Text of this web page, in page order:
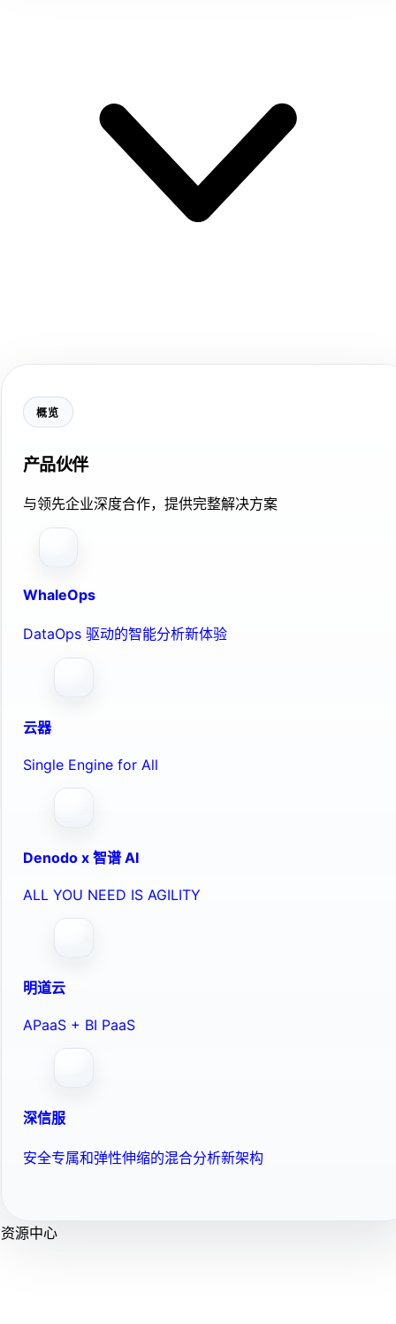
概览
产品伙伴
与领先企业深度合作，提供完整解决方案
WhaleOps
DataOps 驱动的智能分析新体验
云器
Single Engine for All
Denodo x 智谱 AI
ALL YOU NEED IS AGILITY
明道云
APaaS + BI PaaS
深信服
安全专属和弹性伸缩的混合分析新架构
资源中心